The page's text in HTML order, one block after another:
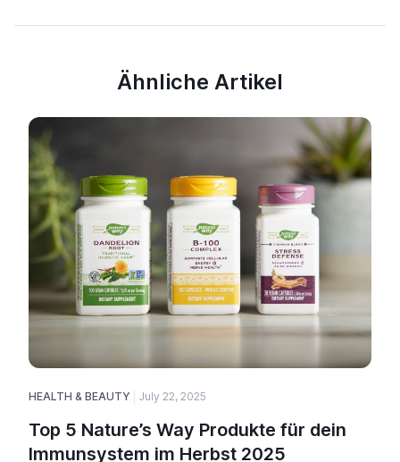
Ähnliche Artikel
HEALTH & BEAUTY July 22, 2025
Top 5 Nature’s Way Produkte für dein
Immunsystem im Herbst 2025